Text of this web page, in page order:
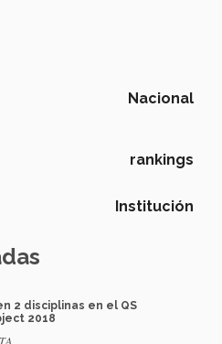
Nacional
rankings
Institución
2 disciplinas en el QS
2018